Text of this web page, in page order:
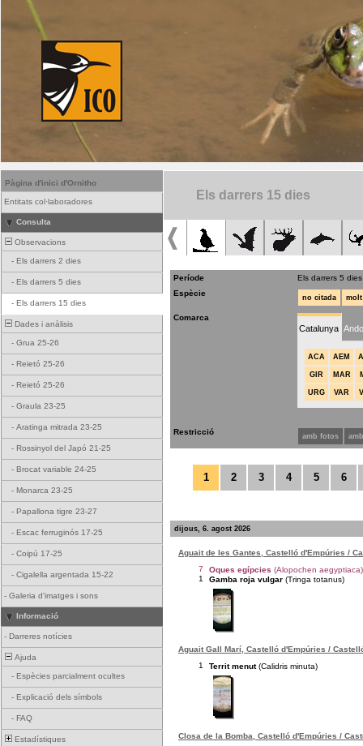
Pàgina d'inici d'Ornitho
Entitats col·laboradores
Consulta
Observacions
- Els darrers 2 dies
- Els darrers 5 dies
- Els darrers 15 dies
Dades i anàlisis
- Grua 25-26
- Reietó 25-26
- Reietó 25-26
- Graula 23-25
- Aratinga mitrada 23-25
- Rossinyol del Japó 21-25
- Brocat variable 24-25
- Monarca 23-25
- Papallona tigre 23-27
- Escac ferruginós 17-25
- Coipú 17-25
- Cigalella argentada 15-22
- Galeria d'imatges i sons
Informació
- Darreres notícies
Ajuda
- Espècies parcialment ocultes
- Explicació dels símbols
- FAQ
Estadístiques
Els darrers 15 dies
Període
Els darrers 5 dies
Espècie
no citada
Comarca
Catalunya
ACA AEM
GIR MAR
URG VAR
Restricció amb fotos
1 2 3 4 5 6
dijous, 6. agost 2026
Aguait de les Gantes, Castelló d'Empúries /
7
Oques egípcies (Alopochen aegyptiaca)
1
Gamba roja vulgar (Tringa totanus)
Aguait Gall Marí, Castelló d'Empúries /
1
Territ menut (Calidris minuta)
Closa de la Bomba, Castelló d'Empúries /